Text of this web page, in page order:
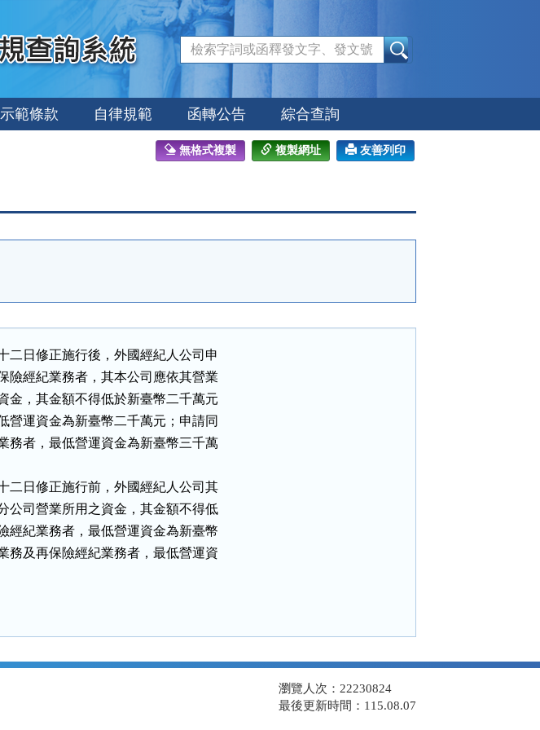
示範條款 自律規範 函轉公告 綜合查詢
無格式複製 複製網址 友善列印
二日修正施行後，外國經紀人公司申
險經紀業務者，其本公司應依其營業
金，其金額不得低於新臺幣二千萬元
營運資金為新臺幣二千萬元；申請同
務者，最低營運資金為新臺幣三千萬
二日修正施行前，外國經紀人公司其
公司營業所用之資金，其金額不得低
經紀業務者，最低營運資金為新臺幣
務及再保險經紀業務者，最低營運資
瀏覽人次：22230824
最後更新時間：115.08.07